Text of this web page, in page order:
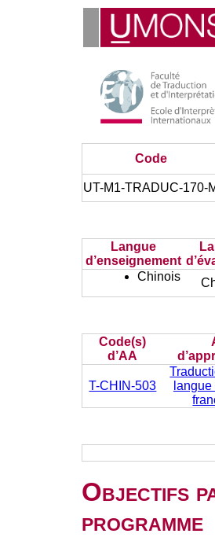
Code
UT-M1-TRADUC-170-
Langue
d’enseignement
Chinois
Code(s)
d’AA
T-CHIN-503
Objectifs
programme